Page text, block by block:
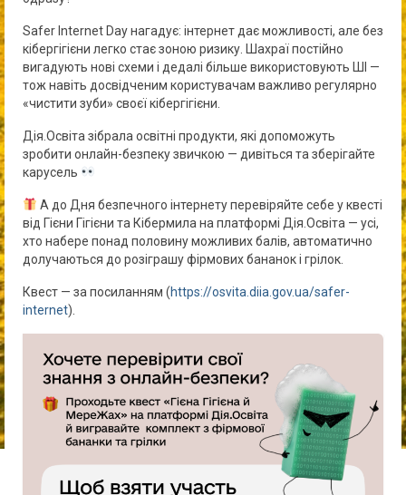
Safer Internet Day нагадує: інтернет дає можливості, але без
кібергігієни легко стає зоною ризику. Шахраї постійно
вигадують нові схеми і дедалі більше використовують ШІ —
тож навіть досвідченим користувачам важливо регулярно
«чистити зуби» своєї кібергігієни.
Дія.Освіта зібрала освітні продукти, які допоможуть
зробити онлайн-безпеку звичкою — дивіться та зберігайте
карусель
А до Дня безпечного інтернету перевіряйте себе у квесті
від Гієни Гігієни та Кібермила на платформі Дія.Освіта — усі,
хто набере понад половину можливих балів, автоматично
долучаються до розіграшу фірмових бананок і грілок.
Квест — за посиланням (https://osvita.diia.gov.ua/safer-
internet).